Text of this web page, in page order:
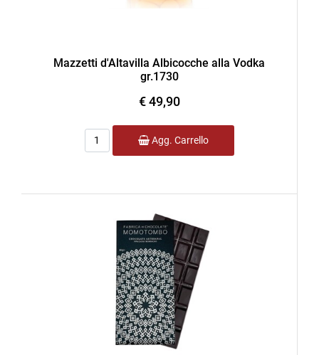
Mazzetti d'Altavilla Albicocche alla Vodka
gr.1730
€ 49,90
Quantità
Agg. Carrello